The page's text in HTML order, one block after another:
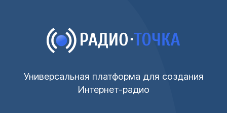
Универсальная платформа для создания
Интернет-радио